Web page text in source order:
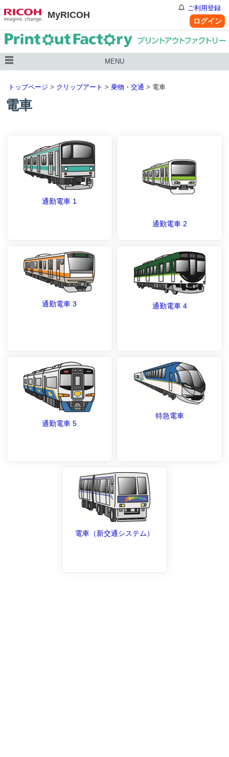
MyRICOH
ご利用登録
ログイン
MENU
トップページ > クリップアート > 乗物・交通 > 電車
電車
通勤電車 1
通勤電車 2
通勤電車 3 通勤電車 4
通勤電車 5
特急電車
電車（新交通システム）